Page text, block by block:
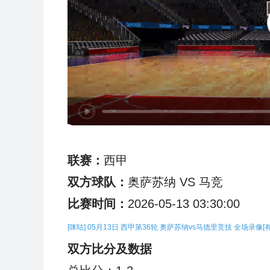
联赛： 西甲
双方球队： 奥萨苏纳 VS 马竞
比赛时间： 2026-05-13 03:30:00
[咪咕] 05月13日 西甲第36轮 奥萨苏纳vs马德里竞技 全场录像[
双方比分及数据